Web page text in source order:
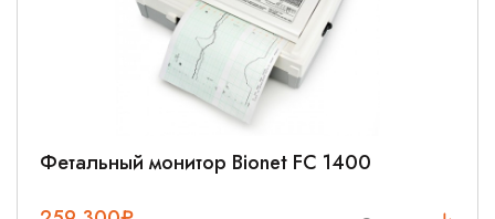
Фетальный монитор Bionet FC 1400